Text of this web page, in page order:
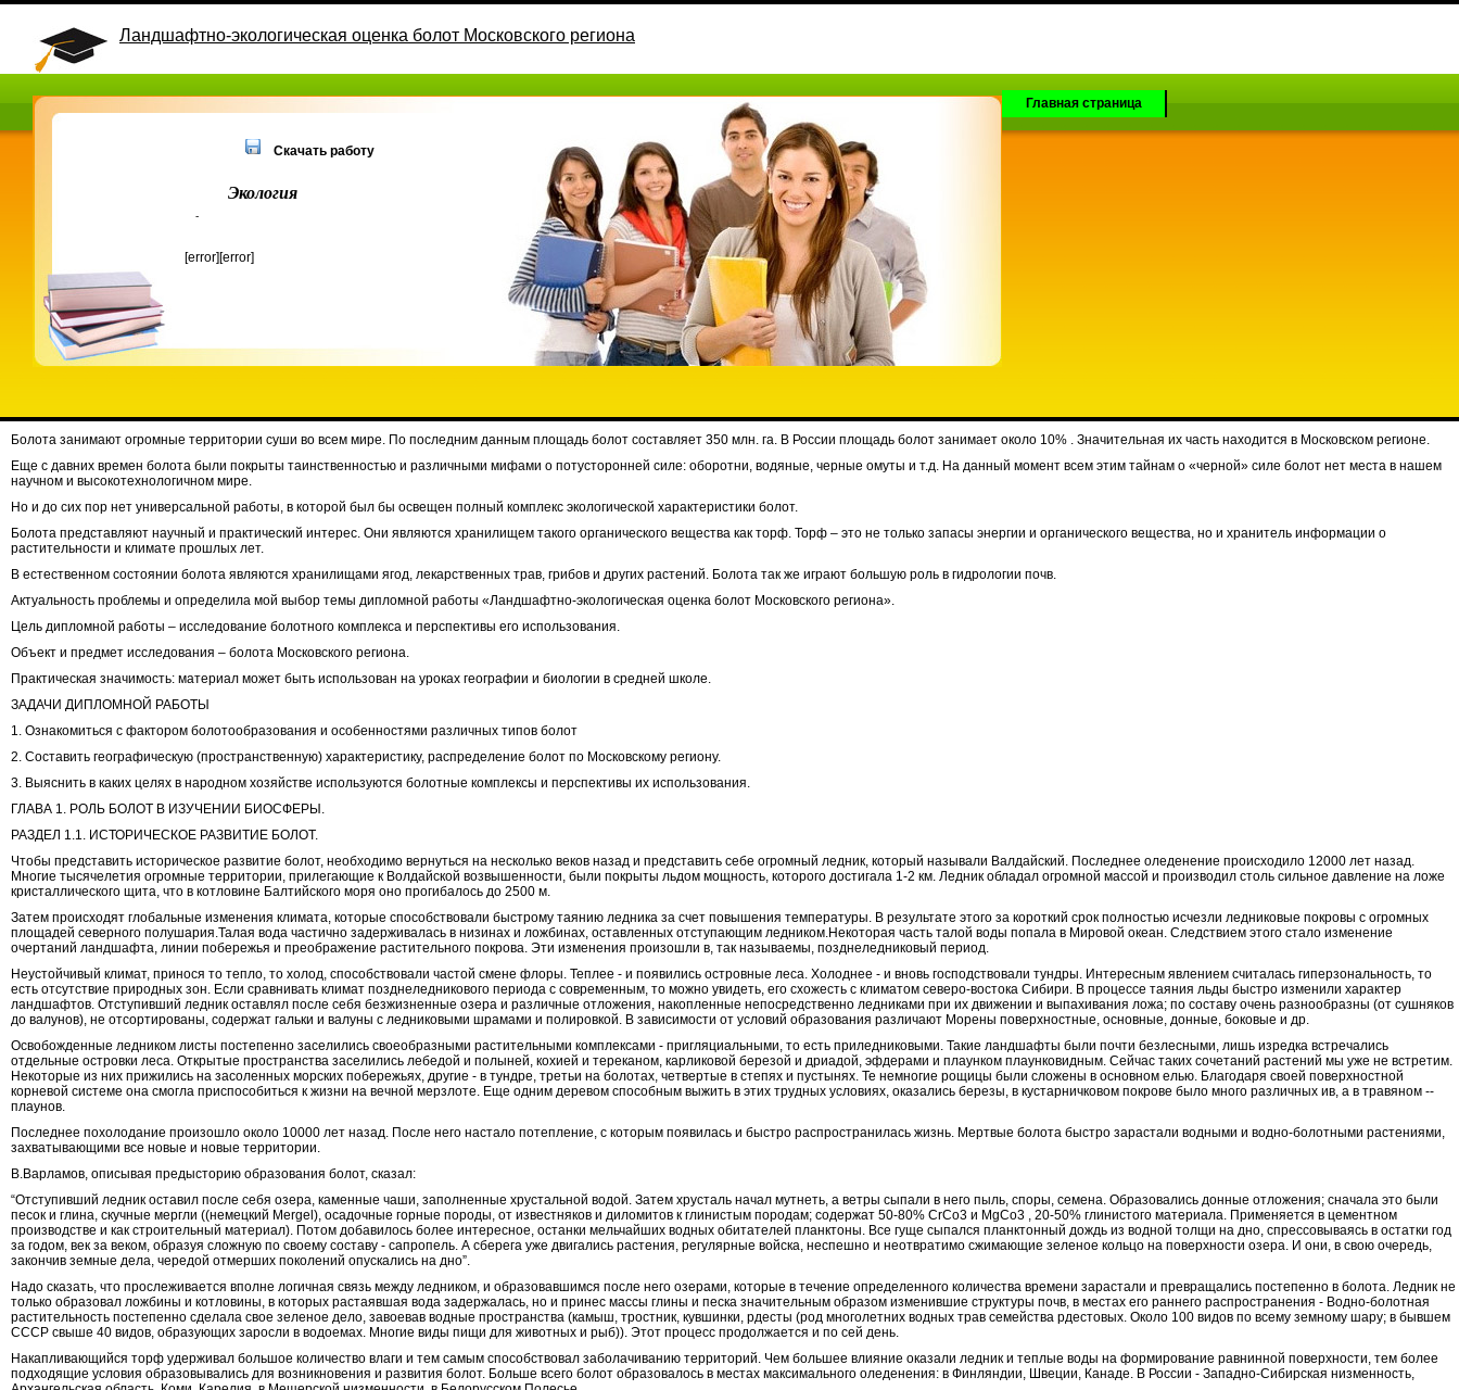
Ландшафтно-экологическая оценка болот Московского региона
Главная страница
Скачать работу
Экология
-
[error][error]
Болота занимают огромные территории суши во всем мире. По последним данным площадь болот составляет 350 млн. га. В России площадь болот занимает около 10% . Значительная их часть находится в Московском регионе.
Еще с давних времен болота были покрыты таинственностью и различными мифами о потусторонней силе: оборотни, водяные, черные омуты и т.д. На данный момент всем этим тайнам о «черной» силе болот нет места в нашем
научном и высокотехнологичном мире.
Но и до сих пор нет универсальной работы, в которой был бы освещен полный комплекс экологической характеристики болот.
Болота представляют научный и практический интерес. Они являются хранилищем такого органического вещества как торф. Торф – это не только запасы энергии и органического вещества, но и хранитель информации о
растительности и климате прошлых лет.
В естественном состоянии болота являются хранилищами ягод, лекарственных трав, грибов и других растений. Болота так же играют большую роль в гидрологии почв.
Актуальность проблемы и определила мой выбор темы дипломной работы «Ландшафтно-экологическая оценка болот Московского региона».
Цель дипломной работы – исследование болотного комплекса и перспективы его использования.
Объект и предмет исследования – болота Московского региона.
Практическая значимость: материал может быть использован на уроках географии и биологии в средней школе.
ЗАДАЧИ ДИПЛОМНОЙ РАБОТЫ
1. Ознакомиться с фактором болотообразования и особенностями различных типов болот
2. Составить географическую (пространственную) характеристику, распределение болот по Московскому региону.
3. Выяснить в каких целях в народном хозяйстве используются болотные комплексы и перспективы их использования.
ГЛАВА 1. РОЛЬ БОЛОТ В ИЗУЧЕНИИ БИОСФЕРЫ.
РАЗДЕЛ 1.1. ИСТОРИЧЕСКОЕ РАЗВИТИЕ БОЛОТ.
Чтобы представить историческое развитие болот, необходимо вернуться на несколько веков назад и представить себе огромный ледник, который называли Валдайский. Последнее оледенение происходило 12000 лет назад.
Многие тысячелетия огромные территории, прилегающие к Волдайской возвышенности, были покрыты льдом мощность, которого достигала 1-2 км. Ледник обладал огромной массой и производил столь сильное давление на ложе
кристаллического щита, что в котловине Балтийского моря оно прогибалось до 2500 м.
Затем происходят глобальные изменения климата, которые способствовали быстрому таянию ледника за счет повышения температуры. В результате этого за короткий срок полностью исчезли ледниковые покровы с огромных
площадей северного полушария.Талая вода частично задерживалась в низинах и ложбинах, оставленных отступающим ледником.Некоторая часть талой воды попала в Мировой океан. Следствием этого стало изменение
очертаний ландшафта, линии побережья и преображение растительного покрова. Эти изменения произошли в, так называемы, позднеледниковый период.
Неустойчивый климат, принося то тепло, то холод, способствовали частой смене флоры. Теплее - и появились островные леса. Холоднее - и вновь господствовали тундры. Интересным явлением считалась гиперзональность, то
есть отсутствие природных зон. Если сравнивать климат позднеледникового периода с современным, то можно увидеть, его схожесть с климатом северо-востока Сибири. В процессе таяния льды быстро изменили характер
ландшафтов. Отступивший ледник оставлял после себя безжизненные озера и различные отложения, накопленные непосредственно ледниками при их движении и выпахивания ложа; по составу очень разнообразны (от сушняков
до валунов), не отсортированы, содержат гальки и валуны с ледниковыми шрамами и полировкой. В зависимости от условий образования различают Морены поверхностные, основные, донные, боковые и др.
Освобожденные ледником листы постепенно заселились своеобразными растительными комплексами - пригляциальными, то есть приледниковыми. Такие ландшафты были почти безлесными, лишь изредка встречались
отдельные островки леса. Открытые пространства заселились лебедой и полыней, кохией и тереканом, карликовой березой и дриадой, эфдерами и плаунком плаунковидным. Сейчас таких сочетаний растений мы уже не встретим.
Некоторые из них прижились на засоленных морских побережьях, другие - в тундре, третьи на болотах, четвертые в степях и пустынях. Те немногие рощицы были сложены в основном елью. Благодаря своей поверхностной
корневой системе она смогла приспособиться к жизни на вечной мерзлоте. Еще одним деревом способным выжить в этих трудных условиях, оказались березы, в кустарничковом покрове было много различных ив, а в травяном --
плаунов.
Последнее похолодание произошло около 10000 лет назад. После него настало потепление, с которым появилась и быстро распространилась жизнь. Мертвые болота быстро зарастали водными и водно-болотными растениями,
захватывающими все новые и новые территории.
В.Варламов, описывая предысторию образования болот, сказал:
“Отступивший ледник оставил после себя озера, каменные чаши, заполненные хрустальной водой. Затем хрусталь начал мутнеть, а ветры сыпали в него пыль, споры, семена. Образовались донные отложения; сначала это были
песок и глина, скучные мергли ((немецкий Mergel), осадочные горные породы, от известняков и диломитов к глинистым породам; содержат 50-80% CrCo3 и MgCo3 , 20-50% глинистого материала. Применяется в цементном
производстве и как строительный материал). Потом добавилось более интересное, останки мельчайших водных обитателей планктоны. Все гуще сыпался планктонный дождь из водной толщи на дно, спрессовываясь в остатки год
за годом, век за веком, образуя сложную по своему составу - сапропель. А сберега уже двигались растения, регулярные войска, неспешно и неотвратимо сжимающие зеленое кольцо на поверхности озера. И они, в свою очередь,
закончив земные дела, чередой отмерших поколений опускались на дно”.
Надо сказать, что прослеживается вполне логичная связь между ледником, и образовавшимся после него озерами, которые в течение определенного количества времени зарастали и превращались постепенно в болота. Ледник не
только образовал ложбины и котловины, в которых растаявшая вода задержалась, но и принес массы глины и песка значительным образом изменившие структуры почв, в местах его раннего распространения - Водно-болотная
растительность постепенно сделала свое зеленое дело, завоевав водные пространства (камыш, тростник, кувшинки, рдесты (род многолетних водных трав семейства рдестовых. Около 100 видов по всему земному шару; в бывшем
СССР свыше 40 видов, образующих заросли в водоемах. Многие виды пищи для животных и рыб)). Этот процесс продолжается и по сей день.
Накапливающийся торф удерживал большое количество влаги и тем самым способствовал заболачиванию территорий. Чем большее влияние оказали ледник и теплые воды на формирование равнинной поверхности, тем более
подходящие условия образовывались для возникновения и развития болот. Больше всего болот образовалось в местах максимального оледенения: в Финляндии, Швеции, Канаде. В России - Западно-Сибирская низменность,